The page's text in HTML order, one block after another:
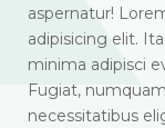
aspernatur!
adipisicing elit.
minima adipisci
Fugiat,
necessitatibus